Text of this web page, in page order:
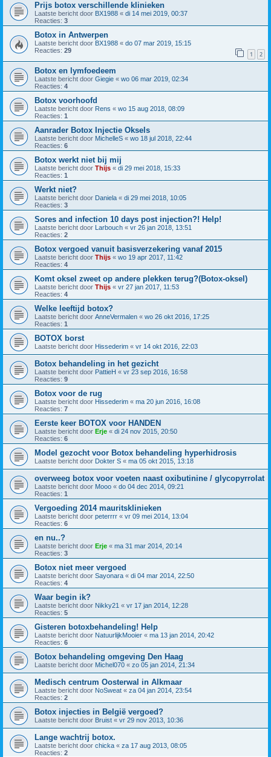
Prijs botox verschillende klinieken
Laatste bericht door BX1988 « di 14 mei 2019, 00:37
Reacties: 3
Botox in Antwerpen
Laatste bericht door BX1988 « do 07 mar 2019, 15:15
Reacties: 29 1 2
Botox en lymfoedeem
Laatste bericht door Giegie « wo 06 mar 2019, 02:34
Reacties: 4
Botox voorhoofd
Laatste bericht door Rens « wo 15 aug 2018, 08:09
Reacties: 1
Aanrader Botox Injectie Oksels
Laatste bericht door MichelleS « wo 18 jul 2018, 22:44
Reacties: 6
Botox werkt niet bij mij
Laatste bericht door Thijs « di 29 mei 2018, 15:33
Reacties: 1
Werkt niet?
Laatste bericht door Daniela « di 29 mei 2018, 10:05
Reacties: 3
Sores and infection 10 days post injection?! Help!
Laatste bericht door Larbouch « vr 26 jan 2018, 13:51
Reacties: 2
Botox vergoed vanuit basisverzekering vanaf 2015
Laatste bericht door Thijs « wo 19 apr 2017, 11:42
Reacties: 4
Komt oksel zweet op andere plekken terug?(Botox-oksel)
Laatste bericht door Thijs « vr 27 jan 2017, 11:53
Reacties: 4
Welke leeftijd botox?
Laatste bericht door AnneVermalen « wo 26 okt 2016, 17:25
Reacties: 1
BOTOX borst
Laatste bericht door Hissederim « vr 14 okt 2016, 22:03
Botox behandeling in het gezicht
Laatste bericht door PattieH « vr 23 sep 2016, 16:58
Reacties: 9
Botox voor de rug
Laatste bericht door Hissederim « ma 20 jun 2016, 16:08
Reacties: 7
Eerste keer BOTOX voor HANDEN
Laatste bericht door Erje « di 24 nov 2015, 20:50
Reacties: 6
Model gezocht voor Botox behandeling hyperhidrosis
Laatste bericht door Dokter S « ma 05 okt 2015, 13:18
overweeg botox voor voeten naast oxibutinine / glycopyrrolat
Laatste bericht door Mooo « do 04 dec 2014, 09:21
Reacties: 1
Vergoeding 2014 mauritsklinieken
Laatste bericht door peterrrr « vr 09 mei 2014, 13:04
Reacties: 6
en nu..?
Laatste bericht door Erje « ma 31 mar 2014, 20:14
Reacties: 3
Botox niet meer vergoed
Laatste bericht door Sayonara « di 04 mar 2014, 22:50
Reacties: 4
Waar begin ik?
Laatste bericht door Nikky21 « vr 17 jan 2014, 12:28
Reacties: 5
Gisteren botoxbehandeling! Help
Laatste bericht door NatuurlijkMooier « ma 13 jan 2014, 20:42
Reacties: 6
Botox behandeling omgeving Den Haag
Laatste bericht door Michel070 « zo 05 jan 2014, 21:34
Medisch centrum Oosterwal in Alkmaar
Laatste bericht door NoSweat « za 04 jan 2014, 23:54
Reacties: 2
Botox injecties in België vergoed?
Laatste bericht door Bruist « vr 29 nov 2013, 10:36
Lange wachtrij botox.
Laatste bericht door chicka « za 17 aug 2013, 08:05
Reacties: 2